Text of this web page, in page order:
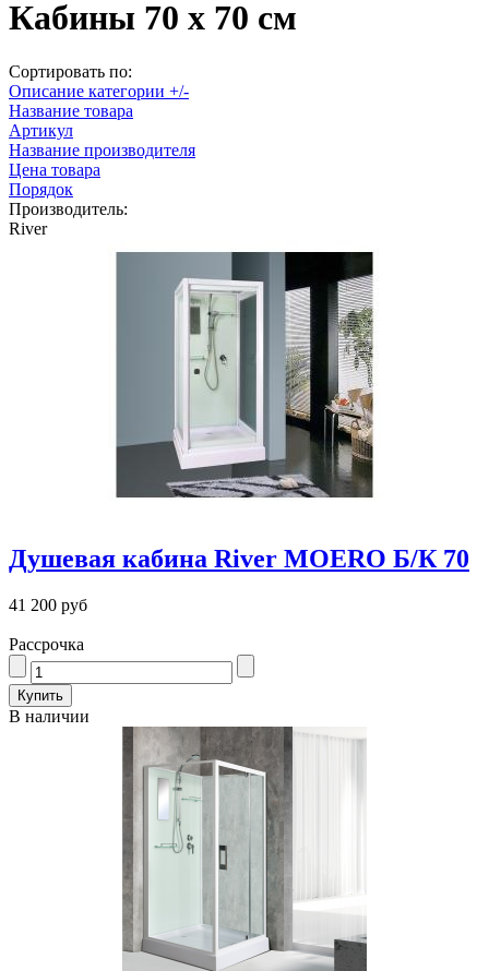
Кабины 70 х 70 см
Сортировать по:
Описание категории +/-
Название товара
Артикул
Название производителя
Цена товара
Порядок
Производитель:
River
Душевая кабина River MOERO Б/К 70
41 200 руб
Рассрочка
В наличии